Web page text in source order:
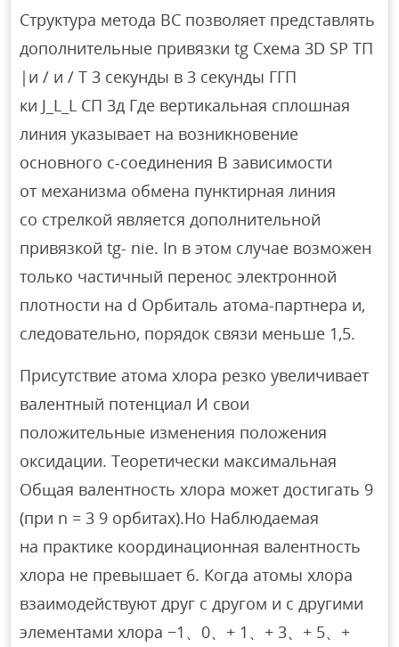
Структура метода BC позволяет представлять
дополнительные привязки tg Схема 3D SP ТП
|и / и / Т 3 секунды в 3 секунды ГГП
ки J_L_L СП 3д Где вертикальная сплошная
линия указывает на возникновение
основного c-соединения В зависимости
от механизма обмена пунктирная линия
со стрелкой является дополнительной
привязкой tg- nie. In в этом случае возможен
только частичный перенос электронной
плотности на d Орбиталь атома-партнера и,
следовательно, порядок связи меньше 1,5.
Присутствие атома хлора резко увеличивает
валентный потенциал И свои
положительные изменения положения
оксидации. Теоретически максимальная
Общая валентность хлора может достигать 9
(при n = 3 9 орбитах).Но Наблюдаемая
на практике координационная валентность
хлора не превышает 6. Когда атомы хлора
взаимодействуют друг с другом и с другими
элементами хлора −1、0、+ 1、+ 3、+ 5、+